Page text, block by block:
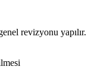
revizyonu yapılır.